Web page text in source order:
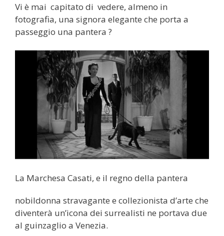
Vi è mai capitato di vedere, almeno in
fotografia, una signora elegante che porta a
passeggio una pantera ?
La Marchesa Casati, e il regno della pantera
nobildonna stravagante e collezionista d’arte che
diventerà un’icona dei surrealisti ne portava due
al guinzaglio a Venezia.